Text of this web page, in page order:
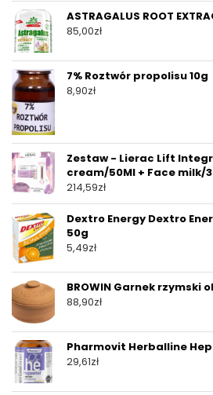
ASTRAGALUS ROOT
85,00zł
7% Roztwór propolisu 10g
8,90zł
Zestaw - Lierac Lift
cream/50Ml + Face milk/
214,59zł
Dextro Energy Dextro
50g
5,49zł
BROWIN Garnek rzymski
88,90zł
Pharmovit Herballine
29,61zł